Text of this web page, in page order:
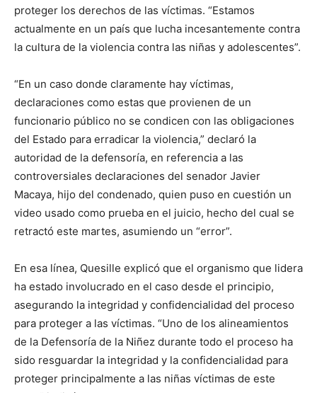
proteger los derechos de las víctimas. “Estamos
actualmente en un país que lucha incesantemente contra
la cultura de la violencia contra las niñas y adolescentes”.
“En un caso donde claramente hay víctimas,
declaraciones como estas que provienen de un
funcionario público no se condicen con las obligaciones
del Estado para erradicar la violencia,” declaró la
autoridad de la defensoría, en referencia a las
controversiales declaraciones del senador Javier
Macaya, hijo del condenado, quien puso en cuestión un
video usado como prueba en el juicio, hecho del cual se
retractó este martes, asumiendo un “error”.
En esa línea, Quesille explicó que el organismo que lidera
ha estado involucrado en el caso desde el principio,
asegurando la integridad y confidencialidad del proceso
para proteger a las víctimas. “Uno de los alineamientos
de la Defensoría de la Niñez durante todo el proceso ha
sido resguardar la integridad y la confidencialidad para
proteger principalmente a las niñas víctimas de este